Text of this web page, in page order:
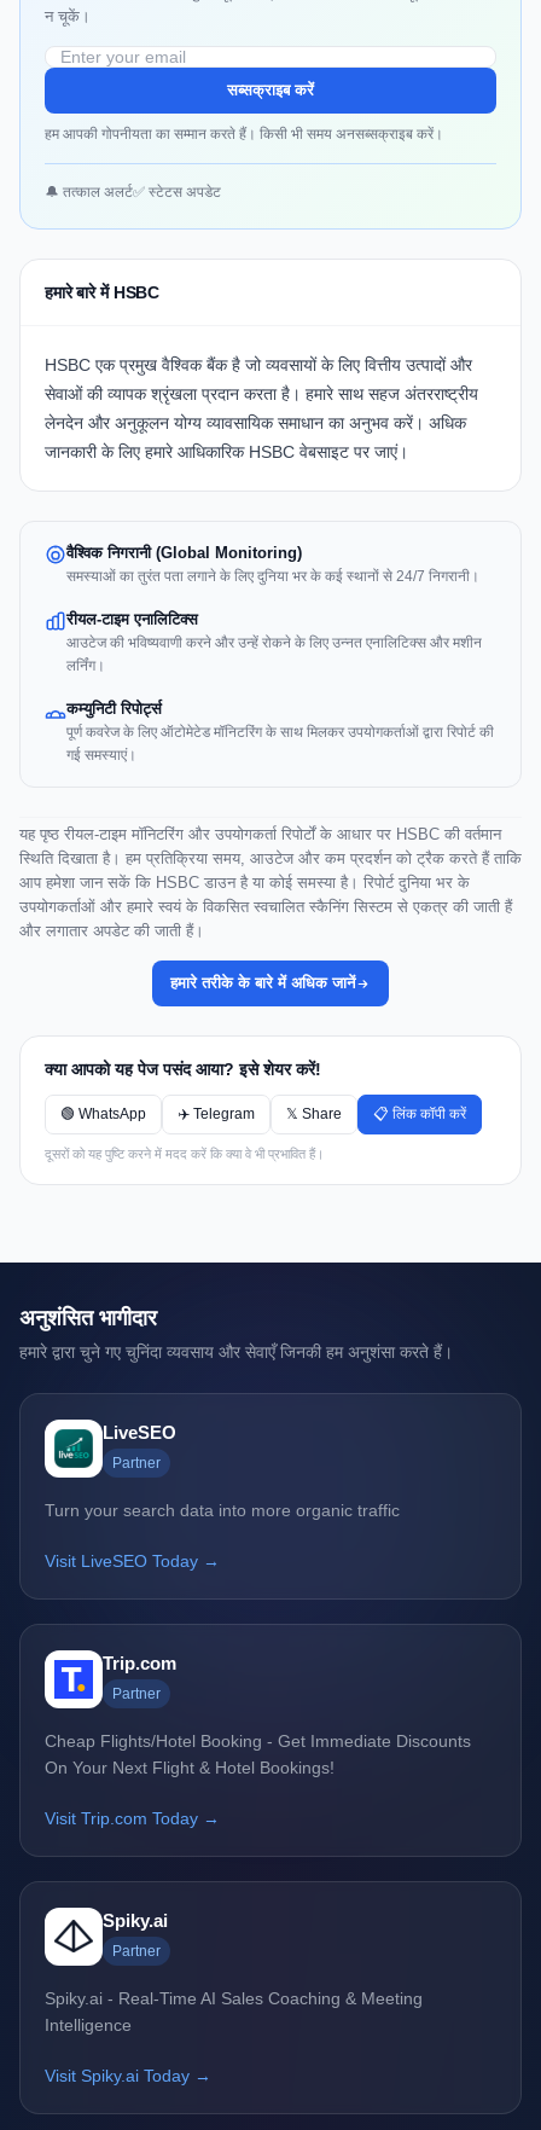
न चूकें।
सब्सक्राइब करें
हम आपकी गोपनीयता का सम्मान करते हैं। किसी भी समय अनसब्सक्राइब करें।
🔔 तत्काल अलर्ट✅ स्टेटस अपडेट
हमारे बारे में HSBC
HSBC एक प्रमुख वैश्विक बैंक है जो व्यवसायों के लिए वित्तीय उत्पादों और
सेवाओं की व्यापक श्रृंखला प्रदान करता है। हमारे साथ सहज अंतरराष्ट्रीय
लेनदेन और अनुकूलन योग्य व्यावसायिक समाधान का अनुभव करें। अधिक
जानकारी के लिए हमारे आधिकारिक HSBC वेबसाइट पर जाएं।
वैश्विक निगरानी (Global Monitoring)
समस्याओं का तुरंत पता लगाने के लिए दुनिया भर के कई स्थानों से 24/7 निगरानी।
रीयल-टाइम एनालिटिक्स
आउटेज की भविष्यवाणी करने और उन्हें रोकने के लिए उन्नत एनालिटिक्स और मशीन
लर्निंग।
कम्युनिटी रिपोर्ट्स
पूर्ण कवरेज के लिए ऑटोमेटेड मॉनिटरिंग के साथ मिलकर उपयोगकर्ताओं द्वारा रिपोर्ट की
गई समस्याएं।
यह पृष्ठ रीयल-टाइम मॉनिटरिंग और उपयोगकर्ता रिपोर्टों के आधार पर HSBC की वर्तमान
स्थिति दिखाता है। हम प्रतिक्रिया समय, आउटेज और कम प्रदर्शन को ट्रैक करते हैं ताकि
आप हमेशा जान सकें कि HSBC डाउन है या कोई समस्या है। रिपोर्ट दुनिया भर के
उपयोगकर्ताओं और हमारे स्वयं के विकसित स्वचालित स्कैनिंग सिस्टम से एकत्र की जाती हैं
और लगातार अपडेट की जाती हैं।
हमारे तरीके के बारे में अधिक जानें
क्या आपको यह पेज पसंद आया? इसे शेयर करें!
🟢 WhatsApp ✈️ Telegram 𝕏 Share 📋 लिंक कॉपी करें
दूसरों को यह पुष्टि करने में मदद करें कि क्या वे भी प्रभावित हैं।
अनुशंसित भागीदार
हमारे द्वारा चुने गए चुनिंदा व्यवसाय और सेवाएँ जिनकी हम अनुशंसा करते हैं।
LiveSEO
Partner
Turn your search data into more organic traffic
Visit LiveSEO Today →
Trip.com
Partner
Cheap Flights/Hotel Booking - Get Immediate Discounts
On Your Next Flight & Hotel Bookings!
Visit Trip.com Today →
Spiky.ai
Partner
Spiky.ai - Real-Time AI Sales Coaching & Meeting
Intelligence
Visit Spiky.ai Today →